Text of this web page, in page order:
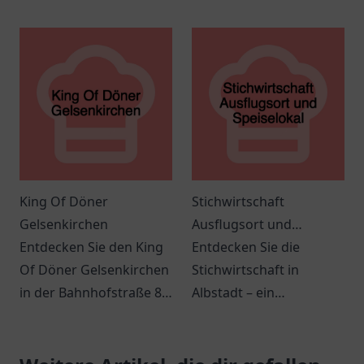
Brenz und genießen Sie
köstlichen Snacks.
Gerichten in einladender
King Of Döner
Gelsenkirchen
Entdecken Sie den King
Of Döner Gelsenkirchen
in der Bahnhofstraße 83
Stichwirtschaft
Ausflugsort und
Speiselokal
Entdecken Sie die
Stichwirtschaft in
Albstadt – ein